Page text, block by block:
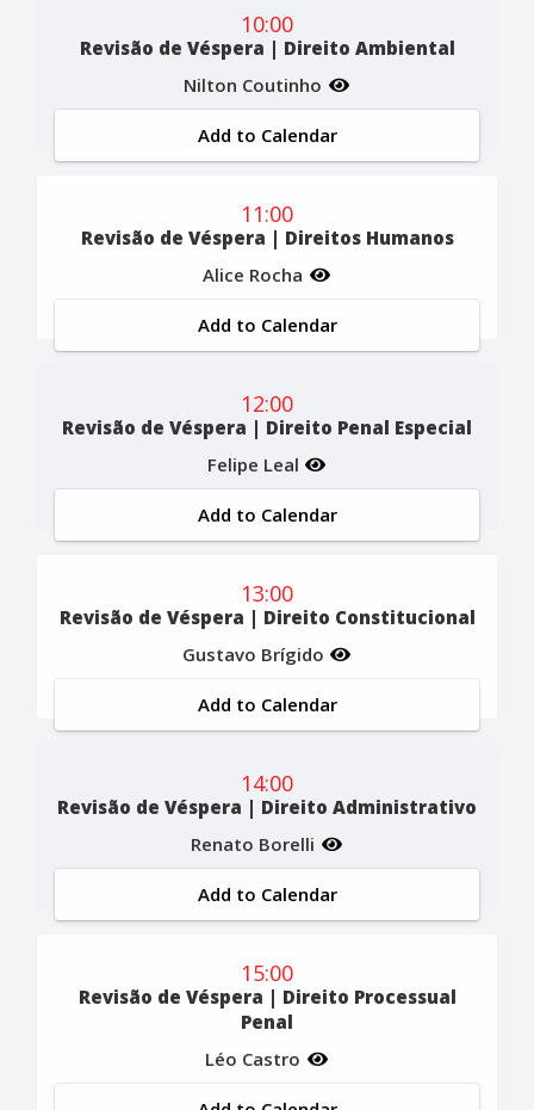
10:00
Revisão de Véspera | Direito Ambiental
Nilton Coutinho
Add to Calendar
11:00
Revisão de Véspera | Direitos Humanos
Alice Rocha
Add to Calendar
12:00
Revisão de Véspera | Direito Penal Especial
Felipe Leal
Add to Calendar
13:00
Revisão de Véspera | Direito Constitucional
Gustavo Brígido
Add to Calendar
14:00
Revisão de Véspera | Direito Administrativo
Renato Borelli
Add to Calendar
15:00
Revisão de Véspera | Direito Processual
Penal
Léo Castro